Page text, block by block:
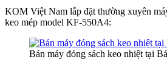
KOM Việt Nam lắp đặt thường xuyên
keo mép model KF-550A4:
Bán máy đóng sách keo nhiệt tại